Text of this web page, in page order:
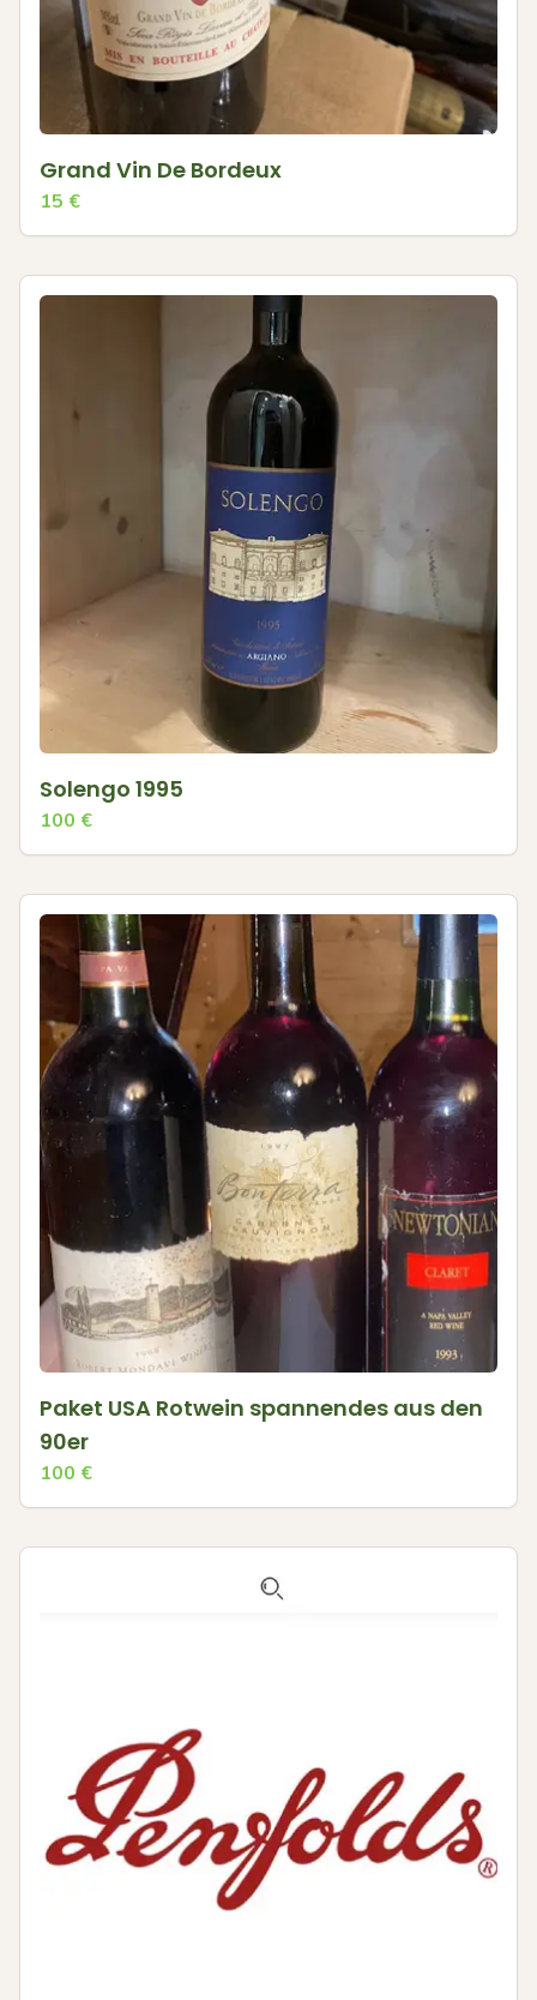
Grand Vin De Bordeux
15 €
Solengo 1995
100 €
Paket USA Rotwein spannendes aus den
90er
100 €